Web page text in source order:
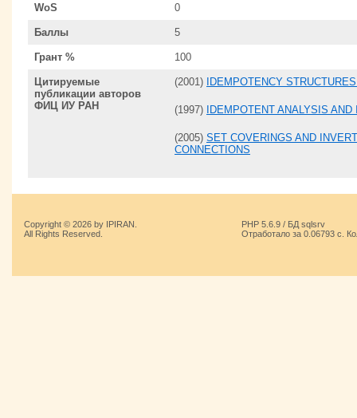
WoS 0
Баллы 5
Грант % 100
Цитируемые
публикации авторов
ФИЦ ИУ РАН
(2001) IDEMPOTENCY
(1997) IDEMPOTENT ANALYSIS
(2005) SET COVERINGS AND
CONNECTIONS
Copyright © 2026 by IPIRAN.
All Rights Reserved.
PHP 5.6.9 / БД sqlsrv
Отработало за 0.06793 с.